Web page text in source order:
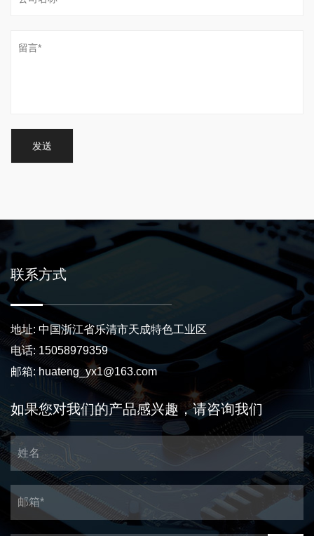
联系方式
地址: 中国浙江省乐清市天成特色工业区
电话: 15058979359
邮箱: huateng_yx1@163.com
如果您对我们的产品感兴趣，请咨询我们